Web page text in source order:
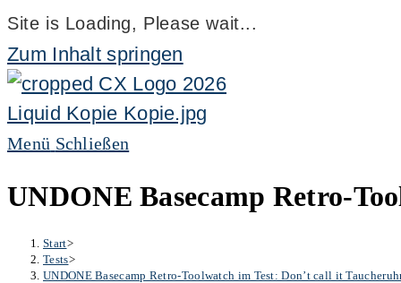
Site is Loading, Please wait...
Zum Inhalt springen
Menü Schließen
UNDONE Basecamp Retro-
Start>
Tests>
UNDONE Basecamp Retro-Toolwatch im Test: Don’t call it